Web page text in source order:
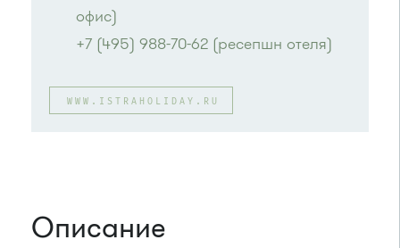
офис)
+7 (495) 988-70-62 (ресепшн отеля)
WWW.ISTRAHOLIDAY.RU
Описание